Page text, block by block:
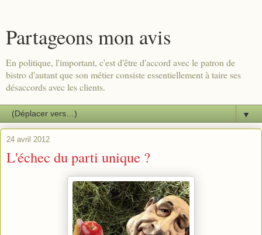
Partageons mon avis
En politique, l'important, c'est d'être d'accord avec le patron de
bistro d'autant que son métier consiste essentiellement à taire ses
désaccords avec les clients.
▼
24 avril 2012
L'échec du parti unique ?